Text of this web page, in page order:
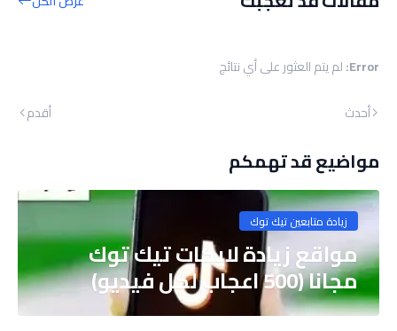
Error: لم يتم العثور على أي نتائج
أحدث
أقدم
مواضيع قد تهمكم
زيادة متابعين تيك توك
مواقع زيادة لايكات تيك توك
مجانا (500 اعجاب لكل فيديو)